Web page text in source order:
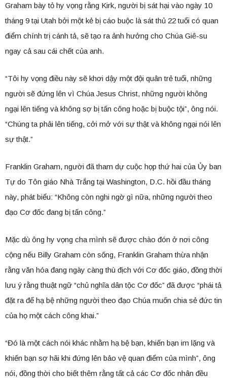
Graham bày tỏ hy vọng rằng Kirk, người bị sát hại vào ngày 10
tháng 9 tại Utah bởi một kẻ bị cáo buộc là sát thủ 22 tuổi có quan
điểm chính trị cánh tả, sẽ tạo ra ảnh hưởng cho Chúa Giê-su
ngay cả sau cái chết của anh.
“Tôi hy vọng điều này sẽ khơi dậy một đội quân trẻ tuổi, những
người sẽ đứng lên vì Chúa Jesus Christ, những người không
ngại lên tiếng và không sợ bị tấn công hoặc bị buộc tội”, ông nói.
“Chúng ta phải lên tiếng, cởi mở với sự thật và không ngại nói lên
sự thật.”
Franklin Graham, người đã tham dự cuộc họp thứ hai của Ủy ban
Tự do Tôn giáo Nhà Trắng tại Washington, D.C. hồi đầu tháng
này, phát biểu: “Không còn nghi ngờ gì nữa, những người theo
đạo Cơ đốc đang bị tấn công.”
Mặc dù ông hy vọng cha mình sẽ được chào đón ở nơi công
cộng nếu Billy Graham còn sống, Franklin Graham thừa nhận
rằng văn hóa đang ngày càng thù địch với Cơ đốc giáo, đồng thời
lưu ý rằng thuật ngữ “chủ nghĩa dân tộc Cơ đốc” đã được “phái tả
đặt ra để hạ bệ những người theo đạo Chúa muốn chia sẻ đức tin
của họ một cách công khai.”
“Đó là một cách nói khác nhằm hạ bệ bạn, khiến bạn im lặng và
khiến bạn sợ hãi khi đứng lên bảo vệ quan điểm của mình”, ông
nói, đồng thời cho biết thêm rằng tất cả các Cơ đốc nhân đều